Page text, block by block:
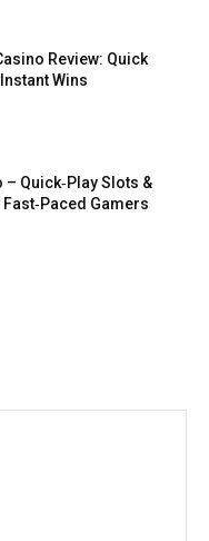
Review: Quick
Wins
Quick‑Play Slots &
Gamers